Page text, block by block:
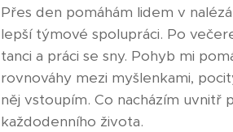
Přes den pomáhám lidem v
lepší týmové spolupráci. Po
tanci a práci se sny. Pohyb mi
rovnováhy mezi myšlenkami,
něj vstoupím. Co nacházím uvnitř
každodenního života.